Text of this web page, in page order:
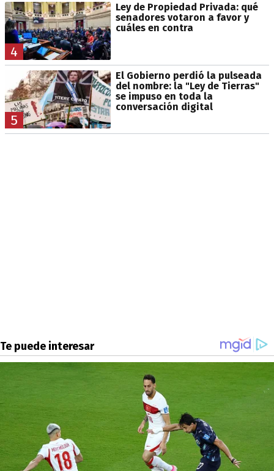
4
Ley de Propiedad Privada: qué
senadores votaron a favor y
cuáles en contra
5
El Gobierno perdió la pulseada
del nombre: la "Ley de Tierras"
se impuso en toda la
conversación digital